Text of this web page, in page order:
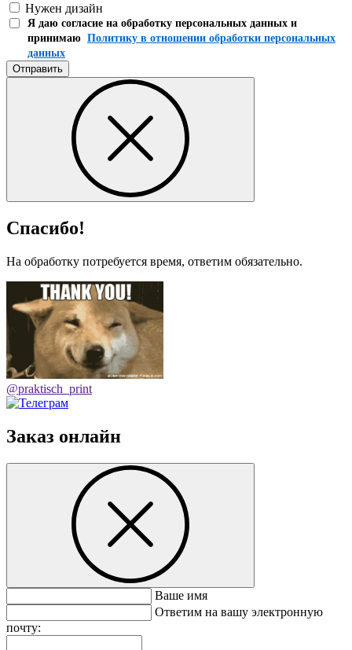
Нужен дизайн
Я даю согласие на обработку персональных данных и
принимаю Политику в отношении обработки персональных
данных
Отправить
Спасибо!
На обработку потребуется время, ответим обязательно.
@praktisch_print
Заказ онлайн
Ваше имя
Ответим на вашу электронную
почту: